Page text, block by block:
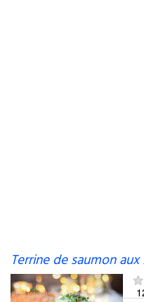
Terrine de saumon